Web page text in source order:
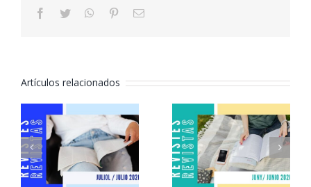
facebooktwitter whatsapppinterestCorreo
Artículos relacionados
Revistas
julio 2026
Revistas
junio 2026